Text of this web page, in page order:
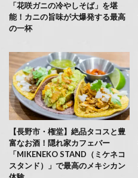
「花咲ガニの冷やしそば」を堪
能！カニの旨味が大爆発する最高
の一杯
【長野市・権堂】絶品タコスと豊
富なお酒！隠れ家カフェバー
「MIKENEKO STAND（ミケネコ
スタンド）」で最高のメキシカン